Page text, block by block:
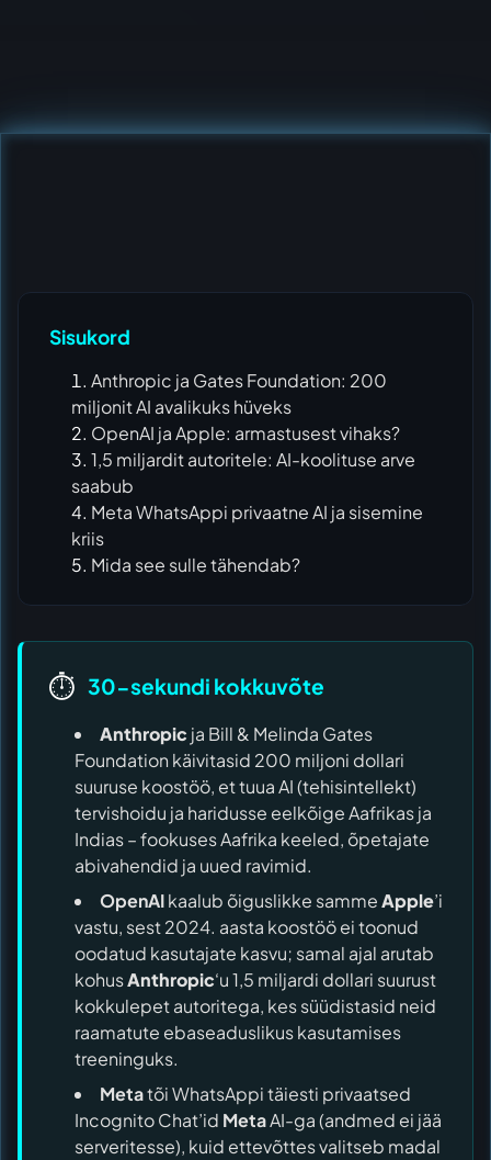
Sisukord
Anthropic ja Gates Foundation: 200
miljonit AI avalikuks hüveks
OpenAI ja Apple: armastusest vihaks?
1,5 miljardit autoritele: AI-koolituse arve
saabub
Meta WhatsAppi privaatne AI ja sisemine
kriis
Mida see sulle tähendab?
⏱️ 30-sekundi kokkuvõte
Anthropic ja Bill & Melinda Gates
Foundation käivitasid 200 miljoni dollari
suuruse koostöö, et tuua AI (tehisintellekt)
tervishoidu ja haridusse eelkõige Aafrikas ja
Indias – fookuses Aafrika keeled, õpetajate
abivahendid ja uued ravimid.
OpenAIkaalub õiguslikke sammeApple’i
vastu, sest 2024. aasta koostöö ei toonud
oodatud kasutajate kasvu; samal ajal arutab
kohusAnthropic‘u 1,5 miljardi dollari suurust
kokkulepet autoritega, kes süüdistasid neid
raamatute ebaseaduslikus kasutamises
treeninguks.
Metatõi WhatsAppi täiesti privaatsed
Incognito Chat’id MetaAI-ga (andmed ei jää
serveritesse), kuid ettevõttes valitseb madal